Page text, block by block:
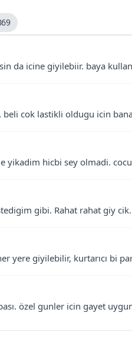
da icine giyilebiir. baya
cok lastikli oldugu icin
yikadim hicbi sey olmadi.
gibi. Rahat rahat giy cik.
yere giyilebilir, kurtarıcı bi
özel gunler icin gayet